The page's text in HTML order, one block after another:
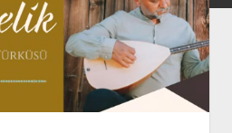
KİMDİR?
DİSKOGRAFİ